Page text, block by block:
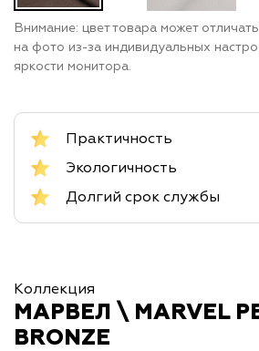
Внимание: цвет товара может
на фото из-за индивидуальных
яркости монитора.
Практичность
Экологичность
Долгий срок службы
Коллекция
МАРВЕЛ \ MARVEL
BRONZE